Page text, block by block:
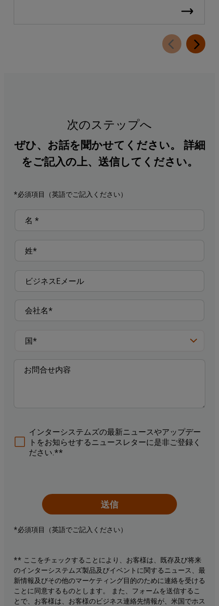
次のステップへ
ぜひ、お話を聞かせてください。 詳細
をご記入の上、送信してください。
*必須項目（英語でご記入ください）
インターシステムズの最新ニュースやアップデー
トをお知らせするニュースレターに是非ご登録く
ださい.**
送信
*必須項目（英語でご記入ください）
** ここをチェックすることにより、お客様は、既存及び将来
のインターシステムズ製品及びイベントに関するニュース、最
新情報及びその他のマーケティング目的のために連絡を受ける
ことに同意するものとします。 また、フォームを送信するこ
とで、お客様は、お客様のビジネス連絡先情報が、米国でホス